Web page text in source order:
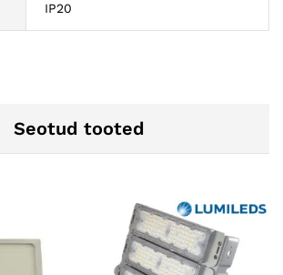
IP20
Seotud tooted